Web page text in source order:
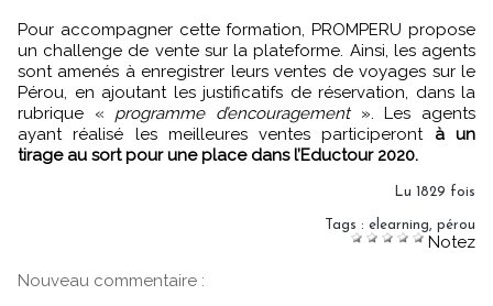
Pour accompagner cette formation, PROMPERU propose
un challenge de vente sur la plateforme. Ainsi, les agents
sont amenés à enregistrer leurs ventes de voyages sur le
Pérou, en ajoutant les justificatifs de réservation, dans la
rubrique « programme d’encouragement ». Les agents
ayant réalisé les meilleures ventes participeront à un
tirage au sort pour une place dans l’Eductour 2020.
Lu 1829 fois
Tags : elearning, pérou
Notez
Nouveau commentaire :